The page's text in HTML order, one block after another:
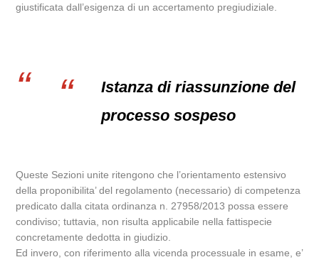
giustificata dall’esigenza di un accertamento pregiudiziale.
Istanza di riassunzione del
processo sospeso
Queste Sezioni unite ritengono che l’orientamento estensivo
della proponibilita’ del regolamento (necessario) di competenza
predicato dalla citata ordinanza n. 27958/2013 possa essere
condiviso; tuttavia, non risulta applicabile nella fattispecie
concretamente dedotta in giudizio.
Ed invero, con riferimento alla vicenda processuale in esame, e’